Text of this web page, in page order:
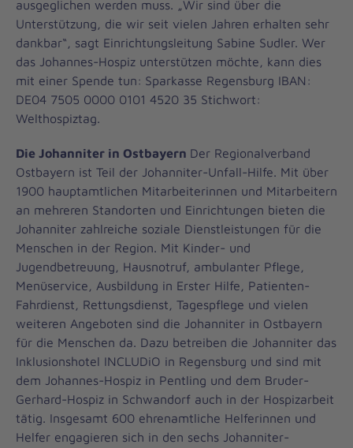
ausgeglichen werden muss. „Wir sind über die
Unterstützung, die wir seit vielen Jahren erhalten sehr
dankbar“, sagt Einrichtungsleitung Sabine Sudler. Wer
das Johannes-Hospiz unterstützen möchte, kann dies
mit einer Spende tun: Sparkasse Regensburg IBAN:
DE04 7505 0000 0101 4520 35 Stichwort:
Welthospiztag.
Die Johanniter in Ostbayern Der Regionalverband
Ostbayern ist Teil der Johanniter-Unfall-Hilfe. Mit über
1900 hauptamtlichen Mitarbeiterinnen und Mitarbeitern
an mehreren Standorten und Einrichtungen bieten die
Johanniter zahlreiche soziale Dienstleistungen für die
Menschen in der Region. Mit Kinder- und
Jugendbetreuung, Hausnotruf, ambulanter Pflege,
Menüservice, Ausbildung in Erster Hilfe, Patienten-
Fahrdienst, Rettungsdienst, Tagespflege und vielen
weiteren Angeboten sind die Johanniter in Ostbayern
für die Menschen da. Dazu betreiben die Johanniter das
Inklusionshotel INCLUDiO in Regensburg und sind mit
dem Johannes-Hospiz in Pentling und dem Bruder-
Gerhard-Hospiz in Schwandorf auch in der Hospizarbeit
tätig. Insgesamt 600 ehrenamtliche Helferinnen und
Helfer engagieren sich in den sechs Johanniter-